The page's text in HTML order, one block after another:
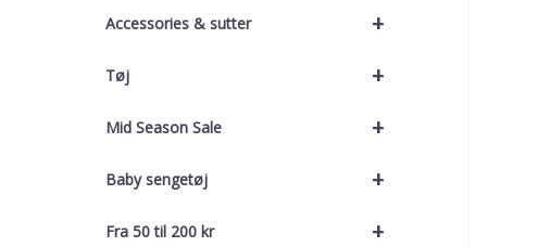
+
Accessories & sutter
+
Tøj
+
Mid Season Sale
+
Baby sengetøj
+
Fra 50 til 200 kr